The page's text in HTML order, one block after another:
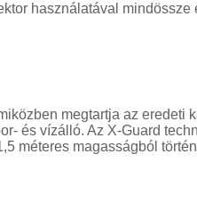
használatával
megtartja az
és vízálló. Az X-Guard
méteres magasságból